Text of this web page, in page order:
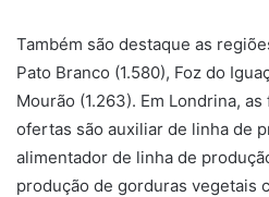
Também são destaque as
Pato Branco (1.580), Foz do
Mourão (1.263). Em Londrina,
ofertas são auxiliar de linha de
alimentador de linha de
produção de gorduras vegetais